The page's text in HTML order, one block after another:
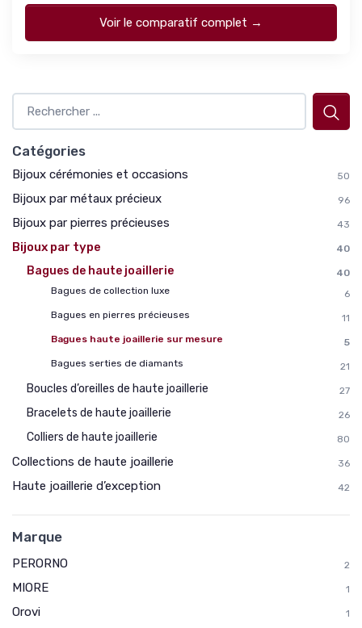
Voir le comparatif complet →
Catégories
Bijoux cérémonies et occasions 50
Bijoux par métaux précieux 96
Bijoux par pierres précieuses 43
Bijoux par type 40
Bagues de haute joaillerie
40
Bagues de collection luxe
6
Bagues en pierres précieuses
11
Bagues haute joaillerie sur mesure
5
Bagues serties de diamants
21
Boucles d’oreilles de haute joaillerie 27
Bracelets de haute joaillerie 26
Colliers de haute joaillerie 80
Collections de haute joaillerie 36
Haute joaillerie d’exception 42
Marque
PERORNO 2
MIORE 1
Orovi 1